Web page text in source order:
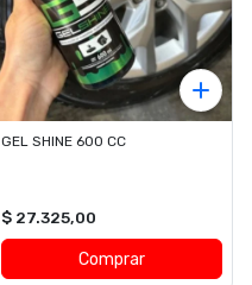
GEL SHINE 600 CC
$ 27.325,00
Comprar